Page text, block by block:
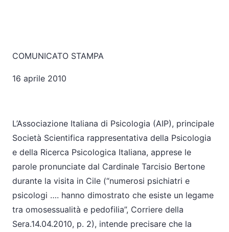
COMUNICATO STAMPA
16 aprile 2010
L’Associazione Italiana di Psicologia (AIP), principale
Società Scientifica rappresentativa della Psicologia
e della Ricerca Psicologica Italiana, apprese le
parole pronunciate dal Cardinale Tarcisio Bertone
durante la visita in Cile (“numerosi psichiatri e
psicologi …. hanno dimostrato che esiste un legame
tra omosessualità e pedofilia”, Corriere della
Sera.14.04.2010, p. 2), intende precisare che la